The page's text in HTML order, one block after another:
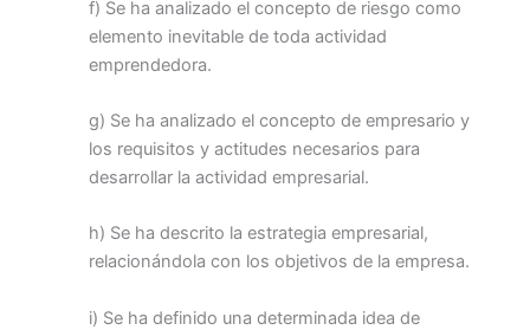
f) Se ha analizado el concepto de riesgo como
elemento inevitable de toda actividad
emprendedora.
g) Se ha analizado el concepto de empresario y
los requisitos y actitudes necesarios para
desarrollar la actividad empresarial.
h) Se ha descrito la estrategia empresarial,
relacionándola con los objetivos de la empresa.
i) Se ha definido una determinada idea de